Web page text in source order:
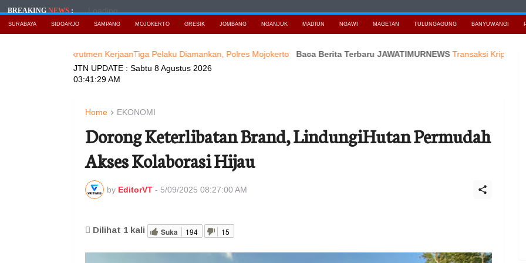
BREAKINGNEWS: Loading...
SURABAYA SIDOARJO SAMPANG MOJOKERTO GRESIK JOMBANG NGANJUK MADIUN NGAWI MAGETAN TULUNGAGUNG BANYUWANGI
Rekrutmen KerjaanTiga Pelaku Diamankan, Polres Mojokerto Baca Berita Terbaru JAWATIMURNEWS Transaksi Kripto di
JTN UPDATE : Sabtu 8 Agustus 2026
03:41:30 AM
Home EKONOMI
Dorong Keterlibatan Brand, LindungiHutan Permudah
Akses Kolaborasi Hijau
by EditorVT - 5/09/2025 08:27:00 AM
Dilihat 1 kali Suka 194 15